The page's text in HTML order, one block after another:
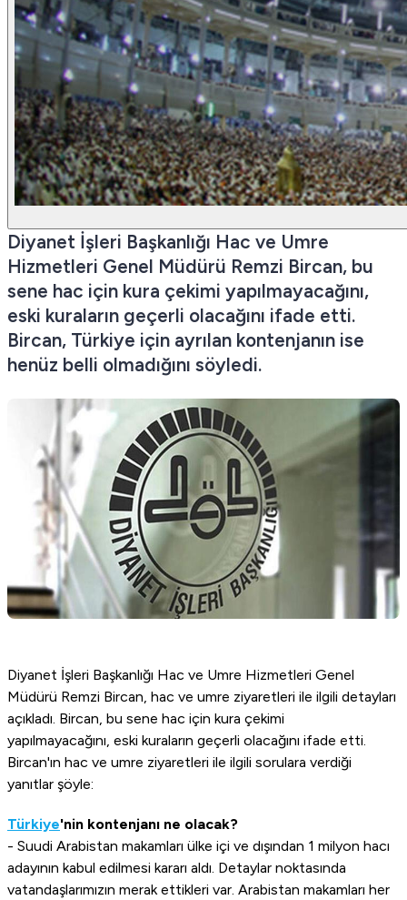
Diyanet İşleri Başkanlığı Hac ve Umre
Hizmetleri Genel Müdürü Remzi Bircan, bu
sene hac için kura çekimi yapılmayacağını,
eski kuraların geçerli olacağını ifade etti.
Bircan, Türkiye için ayrılan kontenjanın ise
henüz belli olmadığını söyledi.
Diyanet İşleri Başkanlığı Hac ve Umre Hizmetleri Genel
Müdürü Remzi Bircan, hac ve umre ziyaretleri ile ilgili detayları
açıkladı. Bircan, bu sene hac için kura çekimi
yapılmayacağını, eski kuraların geçerli olacağını ifade etti.
Bircan'ın hac ve umre ziyaretleri ile ilgili sorulara verdiği
yanıtlar şöyle:
Türkiye'nin kontenjanı ne olacak?
- Suudi Arabistan makamları ülke içi ve dışından 1 milyon hacı
adayının kabul edilmesi kararı aldı. Detaylar noktasında
vatandaşlarımızın merak ettikleri var. Arabistan makamları her